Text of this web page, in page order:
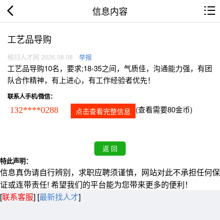
信息内容
工艺品导购
秭归人才网 2026.08.08 举报
工艺品导购10名，要求;18-35之间，气质佳，沟通能力强，有团
队合作精神，有上进心，有工作经验者优先！
联系人手机/微信：
132****0288 点击查看完整信息 (查看需要80金币)
特此声明：
信息真伪请自行辨别，求职应聘须谨慎，网站对此不承担任何保
证或连带责任! 希望我们的平台能为您带来更多的便利！
[联系客服] [最新找人才]